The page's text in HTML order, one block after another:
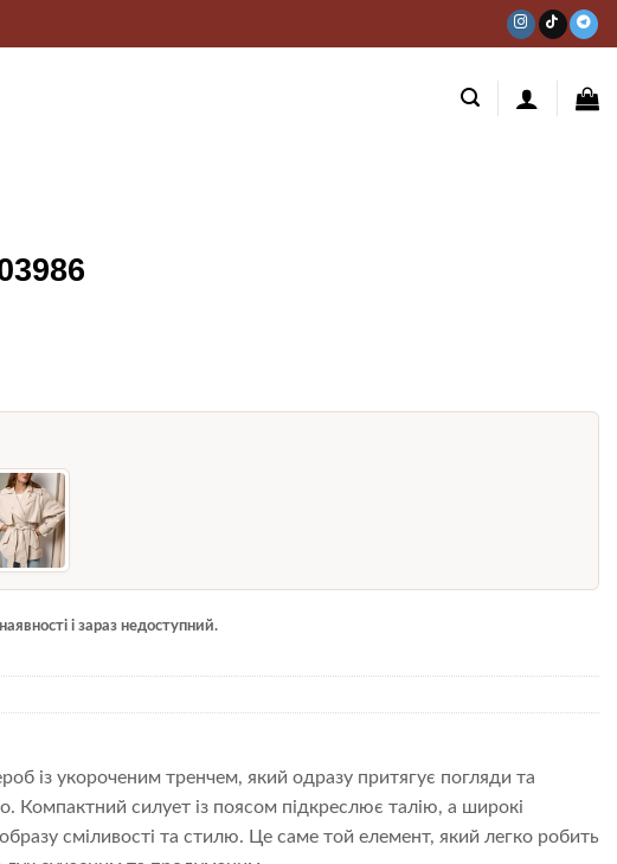
і зараз недоступний.
із укороченим тренчем, який одразу притягує погляди та
Компактний силует із поясом підкреслює талію, а широкі
сміливості та стилю. Це саме той елемент, який легко робить